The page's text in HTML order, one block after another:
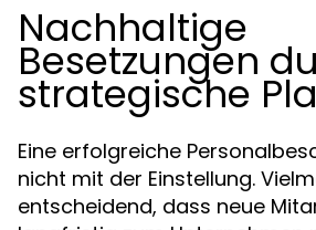
Nachhaltige
Besetzungen
strategische
Eine erfolgreiche
nicht mit der Einstellung.
entscheidend, dass neue